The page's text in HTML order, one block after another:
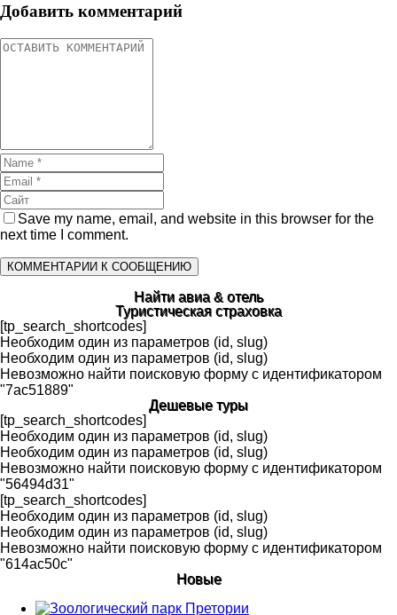
Добавить комментарий
Save my name, email, and website in this browser for the
next time I comment.
Найти авиа & отель
Туристическая страховка
[tp_search_shortcodes]
Необходим один из параметров (id, slug)
Необходим один из параметров (id, slug)
Невозможно найти поисковую форму с идентификатором
"7ac51889"
Дешевые туры
[tp_search_shortcodes]
Необходим один из параметров (id, slug)
Необходим один из параметров (id, slug)
Невозможно найти поисковую форму с идентификатором
"56494d31"
[tp_search_shortcodes]
Необходим один из параметров (id, slug)
Необходим один из параметров (id, slug)
Невозможно найти поисковую форму с идентификатором
"614ac50c"
Новые